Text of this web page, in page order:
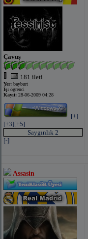
Çavuş
181 ileti
Yer: bayburt
İş: ögrenci
Kayıt: 28-06-2009 04:28
[+]
[+3][+5]
Saygınlık 2
[-]
Assasin